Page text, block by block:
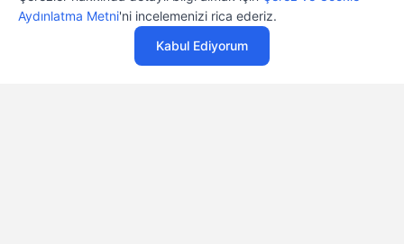
Stoğa Gelince Haber Ver
Özelleştirme İmkanı
Casper ürünlerini satın alırken ihtiyacınıza göre
özelleştirebilirsiniz.
Aydınlatma Metni'ni incelemenizi rica ederiz.
Kabul Ediyorum